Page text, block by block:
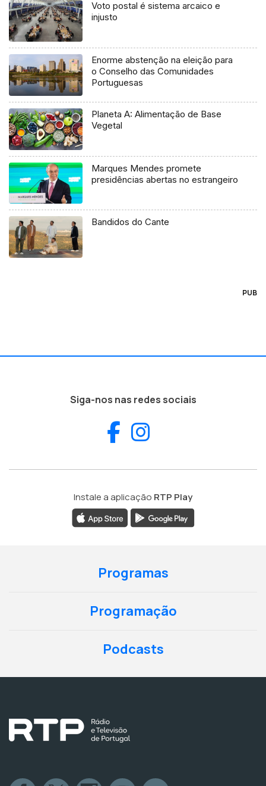
Voto postal é sistema arcaico e
injusto
Enorme abstenção na eleição para
o Conselho das Comunidades
Portuguesas
Planeta A: Alimentação de Base
Vegetal
Marques Mendes promete
presidências abertas no estrangeiro
Bandidos do Cante
PUB
Siga-nos nas redes sociais
Facebook
Instale a aplicação RTP Play
Programas
Programação
Podcasts